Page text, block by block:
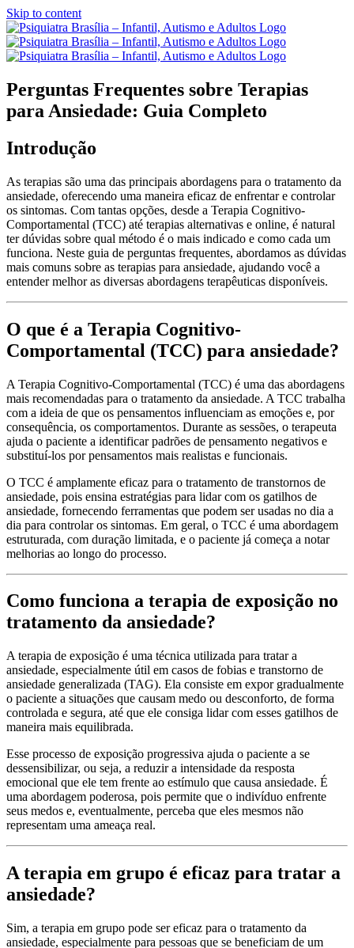
Skip to content
Perguntas Frequentes sobre Terapias
para Ansiedade: Guia Completo
Introdução
As terapias são uma das principais abordagens para o tratamento da
ansiedade, oferecendo uma maneira eficaz de enfrentar e controlar
os sintomas. Com tantas opções, desde a Terapia Cognitivo-
Comportamental (TCC) até terapias alternativas e online, é natural
ter dúvidas sobre qual método é o mais indicado e como cada um
funciona. Neste guia de perguntas frequentes, abordamos as dúvidas
mais comuns sobre as terapias para ansiedade, ajudando você a
entender melhor as diversas abordagens terapêuticas disponíveis.
O que é a Terapia Cognitivo-
Comportamental (TCC) para ansiedade?
A Terapia Cognitivo-Comportamental (TCC) é uma das abordagens
mais recomendadas para o tratamento da ansiedade. A TCC trabalha
com a ideia de que os pensamentos influenciam as emoções e, por
consequência, os comportamentos. Durante as sessões, o terapeuta
ajuda o paciente a identificar padrões de pensamento negativos e
substituí-los por pensamentos mais realistas e funcionais.
O TCC é amplamente eficaz para o tratamento de transtornos de
ansiedade, pois ensina estratégias para lidar com os gatilhos de
ansiedade, fornecendo ferramentas que podem ser usadas no dia a
dia para controlar os sintomas. Em geral, o TCC é uma abordagem
estruturada, com duração limitada, e o paciente já começa a notar
melhorias ao longo do processo.
Como funciona a terapia de exposição no
tratamento da ansiedade?
A terapia de exposição é uma técnica utilizada para tratar a
ansiedade, especialmente útil em casos de fobias e transtorno de
ansiedade generalizada (TAG). Ela consiste em expor gradualmente
o paciente a situações que causam medo ou desconforto, de forma
controlada e segura, até que ele consiga lidar com esses gatilhos de
maneira mais equilibrada.
Esse processo de exposição progressiva ajuda o paciente a se
dessensibilizar, ou seja, a reduzir a intensidade da resposta
emocional que ele tem frente ao estímulo que causa ansiedade. É
uma abordagem poderosa, pois permite que o indivíduo enfrente
seus medos e, eventualmente, perceba que eles mesmos não
representam uma ameaça real.
A terapia em grupo é eficaz para tratar a
ansiedade?
Sim, a terapia em grupo pode ser eficaz para o tratamento da
ansiedade, especialmente para pessoas que se beneficiam de um